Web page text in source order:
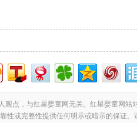
观点，与红星婴童网无关。红星婴童网站
性或完整性提供任何明示或暗示的保证